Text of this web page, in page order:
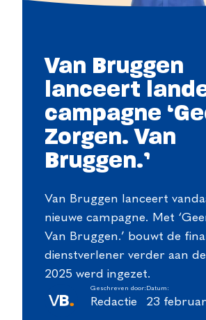
Van Bruggen
lanceert
campagne
Zorgen. Van
Bruggen.’
Van Bruggen lanceert
nieuwe campagne. Met
Van Bruggen.’ bouwt de
dienstverlener verder aan
2025 werd ingezet.
Geschreven door:
Redactie
Datum:
23